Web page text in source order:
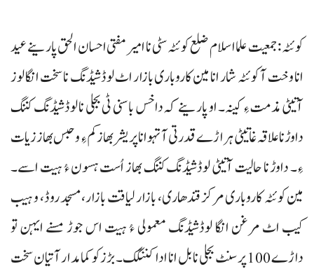
کوئٹہ : جمعیت علما اسلام ضلع کوئٹہ سٹی نا امیر مفتی احسان الحق پارینے عید
انا وخت آ کوئٹہ شار انا مین کاروباری بازار اٹ لوڈشیڈنگ نا سخت انگا لوز
آتیٹی مذمت ءِ کینہ۔ او پارینے کہ داخس باسنی ٹی بجلی نا لوڈشیڈنگ کننگ
داوڑ نا علاقہ غاتیٹی ہراڑے قدرتی آ تہو انا پریشر بھاز کم ءِ و حبس بھاز زیات
ءِ۔ داوڑ نا حالیت آتیٹی لوڈشیڈنگ کننگ بھاز اُست ہسون ءُ ہیت اسے۔
مین کوئٹہ کاروباری مرکز قندھاری، بازار لیاقت بازار، مسجد روڈ، و ہیب
کیب اٹ مرغن انگا لوڈشیڈنگ معمولی ءُ ہیت اس جوڑ مسنے ایہن تو
داڑے 100 پرسنٹ بجلی نا بل انا ادا کننگک۔ بڑزکو کمامدار آتیان سخت